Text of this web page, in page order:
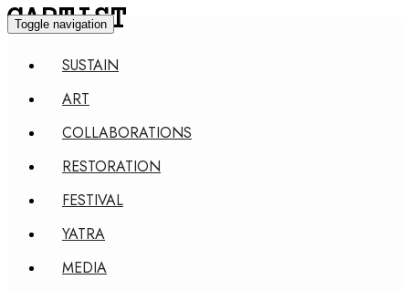
CARTIST
Toggle navigation
SUSTAIN
ART
COLLABORATIONS
RESTORATION
FESTIVAL
YATRA
MEDIA